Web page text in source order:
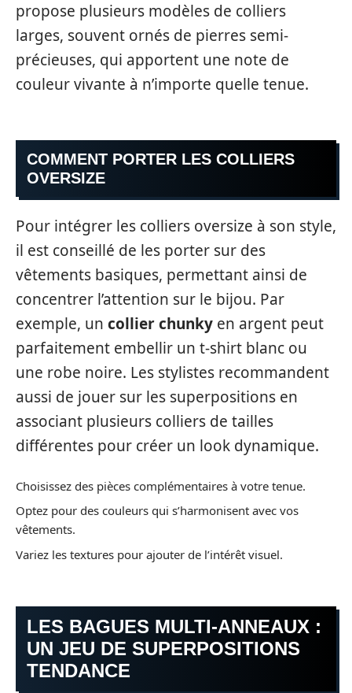
propose plusieurs modèles de colliers
larges, souvent ornés de pierres semi-
précieuses, qui apportent une note de
couleur vivante à n’importe quelle tenue.
COMMENT PORTER LES COLLIERS
OVERSIZE
Pour intégrer les colliers oversize à son style,
il est conseillé de les porter sur des
vêtements basiques, permettant ainsi de
concentrer l’attention sur le bijou. Par
exemple, un collier chunky en argent peut
parfaitement embellir un t-shirt blanc ou
une robe noire. Les stylistes recommandent
aussi de jouer sur les superpositions en
associant plusieurs colliers de tailles
différentes pour créer un look dynamique.
Choisissez des pièces complémentaires à votre tenue.
Optez pour des couleurs qui s’harmonisent avec vos
vêtements.
Variez les textures pour ajouter de l’intérêt visuel.
LES BAGUES MULTI-ANNEAUX :
UN JEU DE SUPERPOSITIONS
TENDANCE